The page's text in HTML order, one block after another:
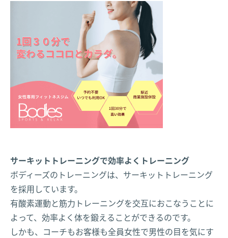
サーキットトレーニングで効率よくトレーニング
ボディーズのトレーニングは、サーキットトレーニング
を採用しています。
有酸素運動と筋力トレーニングを交互におこなうことに
よって、効率よく体を鍛えることができるのです。
しかも、コーチもお客様も全員女性で男性の目を気にす